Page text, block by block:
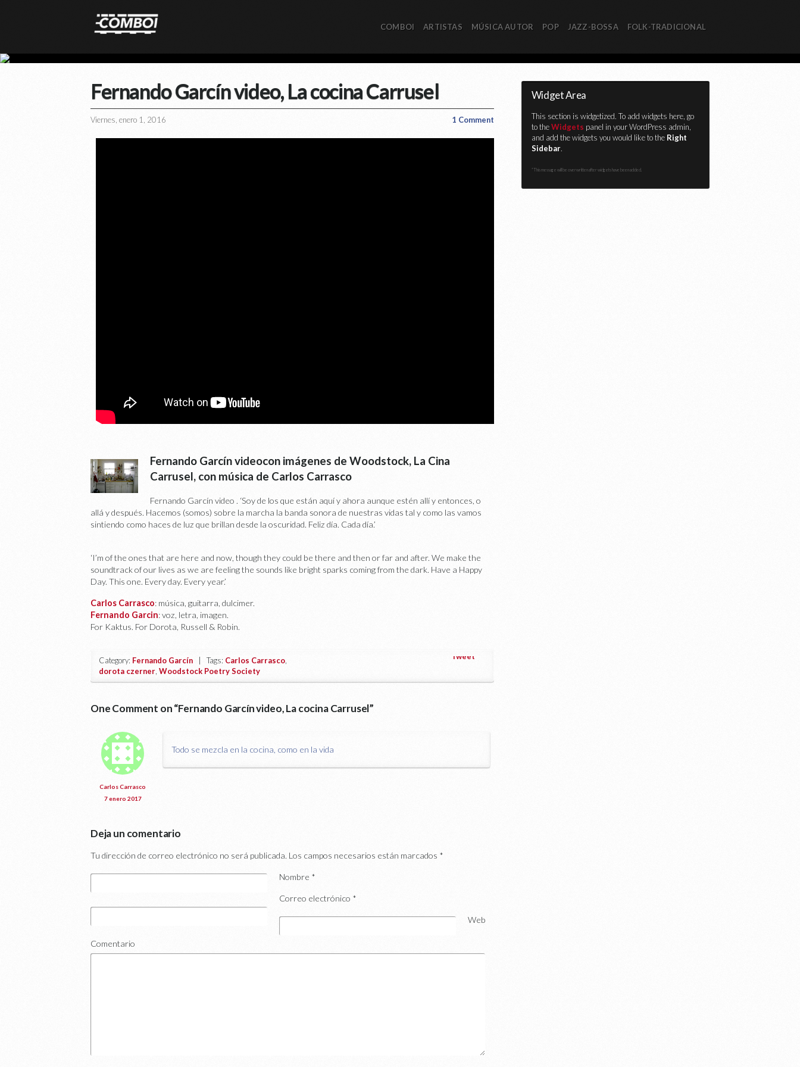
COMBOI ARTISTAS MÚSICA AUTOR POP JAZZ-BOSSA FOLK-TRADICIONAL
Fernando Garcín video, La cocina Carrusel
Viernes, enero 1, 2016 1 Comment
Fernando Garcín videocon imágenes de Woodstock, La Cina
Carrusel, con música de Carlos Carrasco
Fernando Garcín video . ‘Soy de los que están aquí y ahora aunque estén allí y entonces, o
allá y después. Hacemos (somos) sobre la marcha la banda sonora de nuestras vidas tal y como las vamos
sintiendo como haces de luz que brillan desde la oscuridad. Feliz día. Cada día.’
‘I’m of the ones that are here and now, though they could be there and then or far and after. We make the
soundtrack of our lives as we are feeling the sounds like bright sparks coming from the dark. Have a Happy
Day. This one. Every day. Every year.’
Carlos Carrasco: música, guitarra, dulcimer.
Fernando Garcin: voz, letra, imagen.
For Kaktus. For Dorota, Russell & Robin.
Category: Fernando Garcín| Tags: Carlos Carrasco,
dorota czerner, Woodstock Poetry Society
Tweet
One Comment on “Fernando Garcín video, La cocina Carrusel”
Carlos Carrasco
7 enero 2017
Todo se mezcla en la cocina, como en la vida
Deja un comentario
Tu dirección de correo electrónico no será publicada. Los campos necesarios están marcados *
Nombre *
Correo electrónico *
Web
Comentario
Widget Area
This section is widgetized. To add widgets here, go
to theWidgets panel in your WordPress admin,
and add the widgets you would like to the Right
Sidebar.
*This message will be overwritten after widgets have been added.